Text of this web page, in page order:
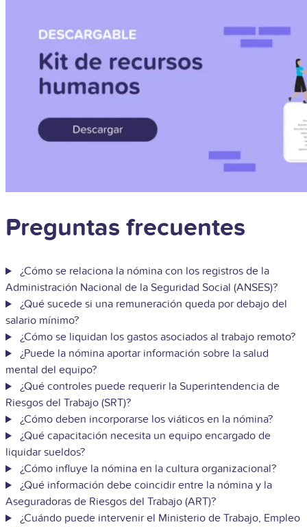
Preguntas frecuentes
¿Cómo se relaciona la nómina con los registros de la
Administración Nacional de la Seguridad Social (ANSES)?
¿Qué sucede si una remuneración queda por debajo del
salario mínimo?
¿Cómo se liquidan los gastos asociados al trabajo remoto?
¿Puede la nómina aportar información sobre la salud
mental del equipo?
¿Qué controles puede requerir la Superintendencia de
Riesgos del Trabajo (SRT)?
¿Cómo deben incorporarse los viáticos en la nómina?
¿Qué capacitación necesita un equipo encargado de
liquidar sueldos?
¿Cómo influye la nómina en la cultura organizacional?
¿Qué información debe coincidir entre la nómina y la
Aseguradoras de Riesgos del Trabajo (ART)?
¿Cuándo puede intervenir el Ministerio de Trabajo, Empleo